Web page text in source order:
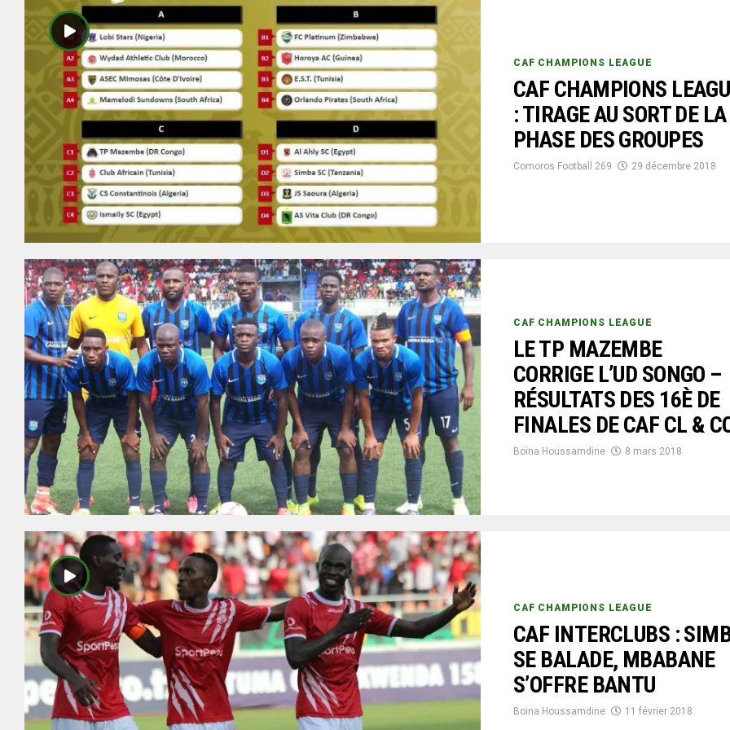
CAF CHAMPIONS LEAGUE
CAF CHAMPIONS
: TIRAGE AU SORT DE LA
PHASE DES GROUPES
Comoros Football 269 29 décembre 2018
CAF CHAMPIONS LEAGUE
LE TP MAZEMBE
CORRIGE L’UD SONGO –
RÉSULTATS DES 16È DE
FINALES DE CAF CL &
Boina Houssamdine 8 mars 2018
CAF CHAMPIONS LEAGUE
CAF INTERCLUBS :
SE BALADE, MBABANE
S’OFFRE BANTU
Boina Houssamdine 11 février 2018